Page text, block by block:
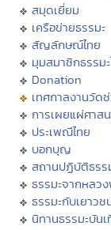
สมุดเยี่ยม
เครือข่ายธรรมะ
สัญลักษณ์ไทย
มุมสมาชิกธรรมะ
Donation
เทศกาลงานวัด
การเผยแผ่ศาส
ประเพณีไทย
บอกบุญ
สถานปฏิบัติธรร
ธรรมะจากหลว
ธรรมะกับเยาวช
นิทานธรรมะบันเ